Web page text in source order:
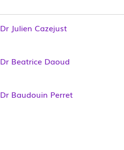
Dr Julien Cazejust
Dr Beatrice Daoud
Dr Baudouin Perret